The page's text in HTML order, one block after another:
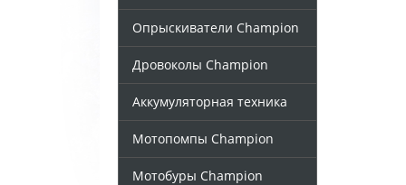
Опрыскиватели Champion
Дровоколы Champion
Аккумуляторная техника
Мотопомпы Champion
Мотобуры Champion